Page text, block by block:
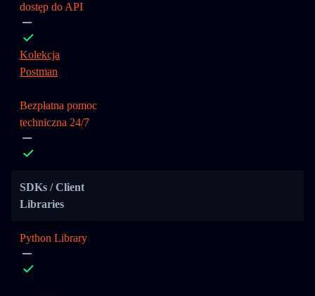
dostęp do API
Kolekcja
Postman
Bezpłatna pomoc
techniczna 24/7
SDKs / Client
Libraries
Python Library